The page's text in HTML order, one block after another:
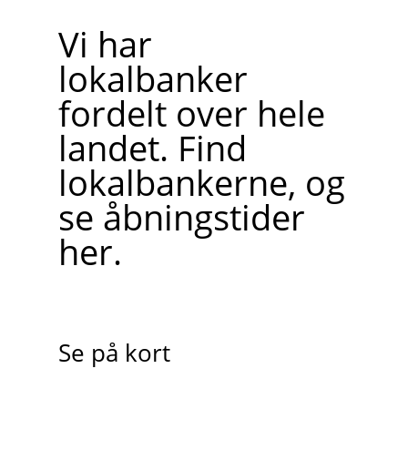
Vi har
lokalbanker
fordelt over hele
landet. Find
lokalbankerne, og
se åbningstider
her.
Se på kort